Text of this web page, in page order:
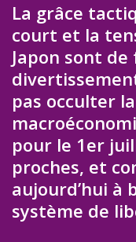
La grâce
court et la
Japon sont
pas occulter
pour le 1er
proches, et
aujourd’hui
système de